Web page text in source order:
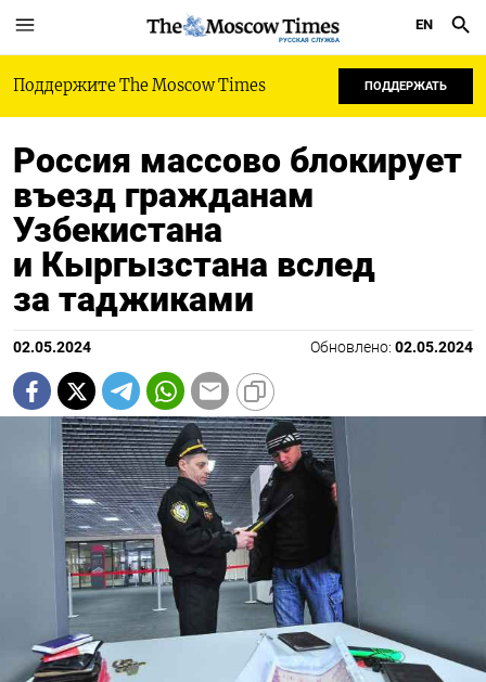
РУССКАЯ СЛУЖБА
EN
Поддержите The Moscow Times ПОДДЕРЖАТЬ
Россия массово блокирует
въезд гражданам
Узбекистана
и Кыргызстана вслед
за таджиками
02.05.2024 Обновлено: 02.05.2024